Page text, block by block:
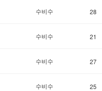
수비수 28
수비수 21
수비수 27
수비수 25